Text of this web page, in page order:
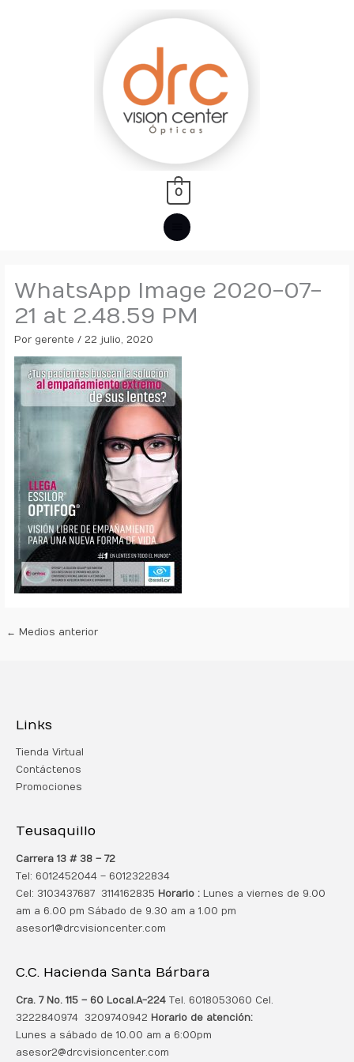
MENÚ
PRINCIPAL
0
WhatsApp Image 2020-07-
21 at 2.48.59 PM
Por gerente/22 julio, 2020
← Medios anterior
Links
Tienda Virtual
Contáctenos
Promociones
Teusaquillo
Carrera 13 # 38 – 72
Tel: 6012452044 – 6012322834
Cel: 3103437687 3114162835 Horario : Lunes a viernes de 9.00
am a 6.00 pm Sábado de 9.30 am a 1.00 pm
asesor1@drcvisioncenter.com
C.C. Hacienda Santa Bárbara
Cra. 7 No. 115 – 60 Local.A-224 Tel. 6018053060 Cel.
3222840974 3209740942 Horario de atención:
Lunes a sábado de 10.00 am a 6:00pm
asesor2@drcvisioncenter.com